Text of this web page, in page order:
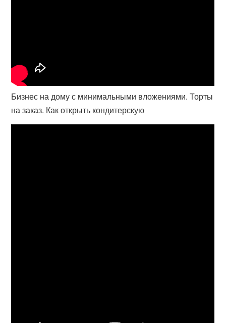
Бизнес на дому с минимальными вложениями. Торты
на заказ. Как открыть кондитерскую